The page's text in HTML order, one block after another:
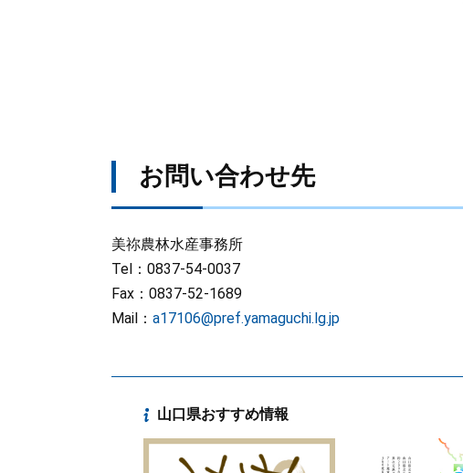
お問い合わせ先
美祢農林水産事務所
Tel：0837-54-0037
Fax：0837-52-1689
Mail： a17106@pref.yamaguchi.lg.jp
山口県おすすめ情報